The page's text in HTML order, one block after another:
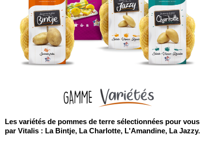
Les variétés de pommes de terre sélectionnées pour vous
par Vitalis : La Bintje, La Charlotte, L'Amandine, La Jazzy.